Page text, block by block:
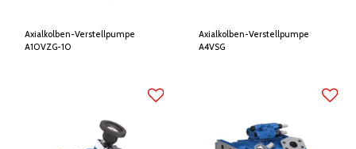
Axialkolben-Verstellpumpe
A10VZG-10
Axialkolben-Verstellpumpe
A4VSG